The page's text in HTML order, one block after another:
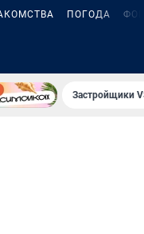
ПОГОДА
Застройщики